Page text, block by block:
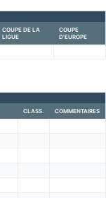
COUPE DE LA
LIGUE
COUPE
D'EUROPE
CLASS. COMMENTAIRES